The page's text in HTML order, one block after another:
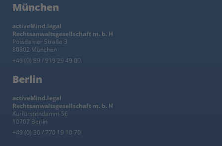
München
activeMind.legal
Rechtsanwaltsgesellschaft m. b. H
Potsdamer Straße 3
80802 München
+49 (0) 89 / 919 29 49 00
Berlin
activeMind.legal
Rechtsanwaltsgesellschaft m. b. H
Kurfürstendamm 56
10707 Berlin
+49 (0) 30 / 770 19 10 70